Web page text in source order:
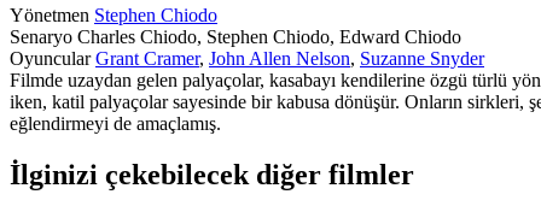
Yönetmen Stephen Chiodo
Senaryo Charles Chiodo, Stephen Chiodo, Edward Chiodo
Oyuncular Grant Cramer, John Allen Nelson, Suzanne Snyder
Filmde uzaydan gelen palyaçolar, kasabayı kendilerine özgü türlü
iken, katil palyaçolar sayesinde bir kabusa dönüşür. Onların
eğlendirmeyi de amaçlamış.
İlginizi çekebilecek diğer filmler